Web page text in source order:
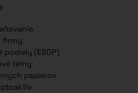
firmy
podiely (ESOP)
témy
papierov